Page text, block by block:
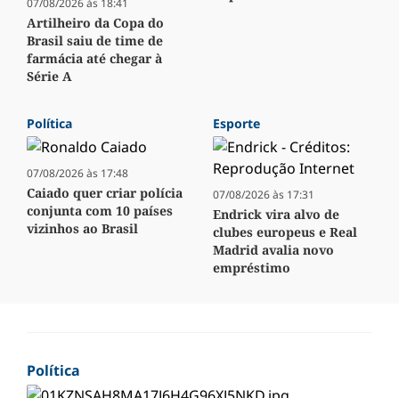
07/08/2026 às 18:41
Artilheiro da Copa do
Brasil saiu de time de
farmácia até chegar à
Série A
Política
07/08/2026 às 17:48
Caiado quer criar polícia
conjunta com 10 países
vizinhos ao Brasil
Esporte
07/08/2026 às 17:31
Endrick vira alvo de
clubes europeus e Real
Madrid avalia novo
empréstimo
Política